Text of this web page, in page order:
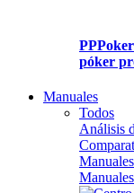
póker
Manuales
Todos
Análisis